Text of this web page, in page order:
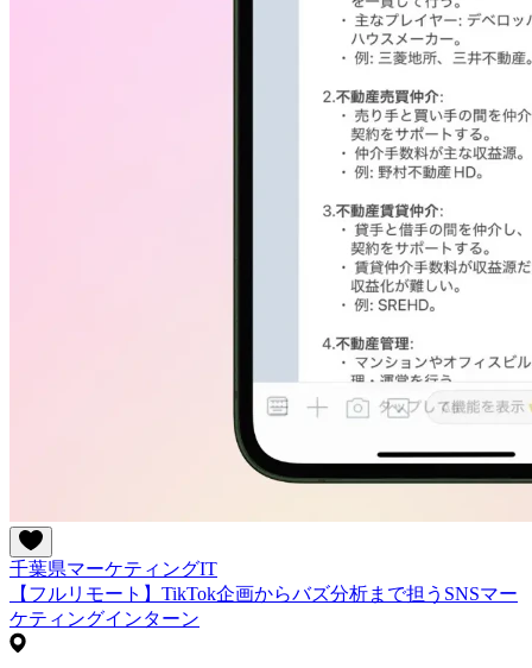
千葉県マーケティングIT
【フルリモート】TikTok企画からバズ分析まで担うSNSマー
ケティングインターン